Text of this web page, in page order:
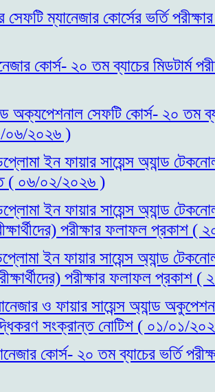
ম্যানেজার কোর্সের ভর্তি
কোর্স- ২০ তম ব্যাচের মিডটার্ম
অক্যপেশনাল সেফটি কোর্স- ২০ তম
০৬/২০২৬ )
ইন ফায়ার সায়েন্স অ্যান্ড
( ০৬/০২/২০২৬ )
ইন ফায়ার সায়েন্স অ্যান্ড
পরীক্ষার ফলাফল প্রকাশ
ইন ফায়ার সায়েন্স অ্যান্ড
পরীক্ষার ফলাফল
ও ফায়ার সায়েন্স অ্যান্ড
সংক্রান্ত নোটিশ ( ০১/০১/
কোর্স- ২০ তম ব্যাচের ভর্তি